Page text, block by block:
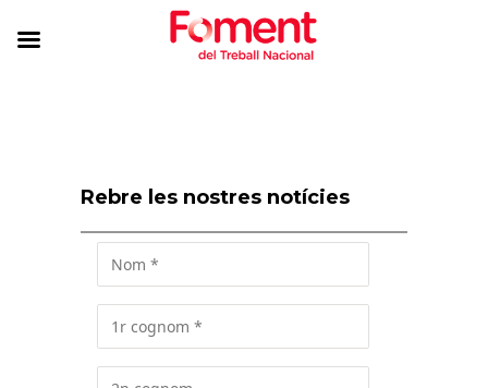
Rebre les nostres notícies